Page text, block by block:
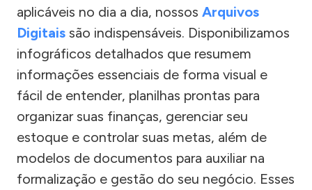
aplicáveis no dia a dia, nossos Arquivos
Digitais são indispensáveis. Disponibilizamos
infográficos detalhados que resumem
informações essenciais de forma visual e
fácil de entender, planilhas prontas para
organizar suas finanças, gerenciar seu
estoque e controlar suas metas, além de
modelos de documentos para auxiliar na
formalização e gestão do seu negócio. Esses